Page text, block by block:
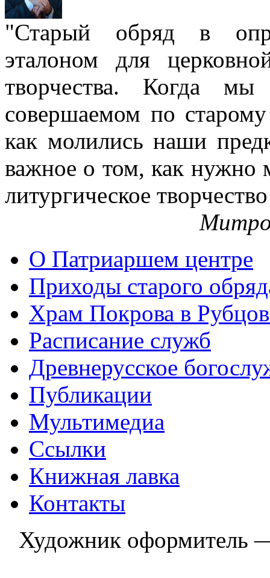
"Старый обряд в
эталоном для
творчества. Когда мы
совершаемом по
как молились наши
важное о том, как нужно
литургическое
О Патриаршем центре
Приходы старого
Храм Покрова в
Расписание служб
Древнерусское
Публикации
Мультимедиа
Ссылки
Книжная лавка
Контакты
Художник оформитель